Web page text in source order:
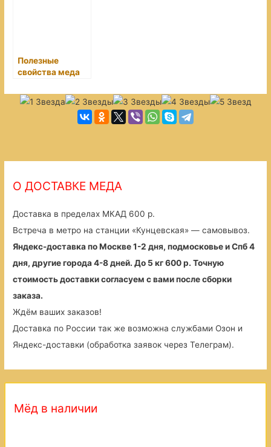
Полезные
свойства меда
О ДОСТАВКЕ МЕДА
Доставка в пределах МКАД 600 р.
Встреча в метро на станции «Кунцевская» — самовывоз.
Яндекс-доставка по Москве 1-2 дня, подмосковье и Спб 4
дня, другие города 4-8 дней. До 5 кг 600 р. Точную
стоимость доставки согласуем с вами после сборки
заказа.
Ждём ваших заказов!
Доставка по России так же возможна службами Озон и
Яндекс-доставки (обработка заявок через Телеграм).
Мёд в наличии